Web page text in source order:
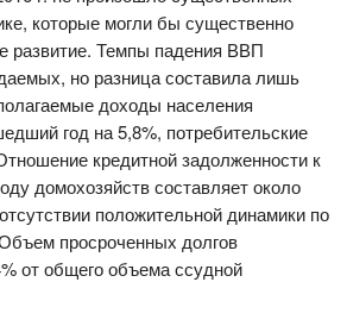
которые могли бы существенно
развитие. Темпы падения ВВП
но разница составила лишь
доходы населения
год на 5,8%, потребительские
кредитной задолженности к
домохозяйств составляет около
положительной динамики по
просроченных долгов
от общего объема ссудной